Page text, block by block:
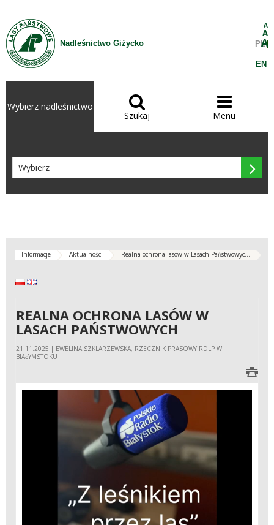
Nadleśnictwo Giżycko
A
A
A
PL
EN
Wybierz nadleśnictwo 
Szukaj

Menu

Informacje Aktualności Realna ochrona lasów w Lasach Państwowyc...
REALNA OCHRONA LASÓW W
LASACH PAŃSTWOWYCH
21.11.2025 | EWELINA SZKLARZEWSKA, RZECZNIK PRASOWY RDLP W
BIAŁYMSTOKU